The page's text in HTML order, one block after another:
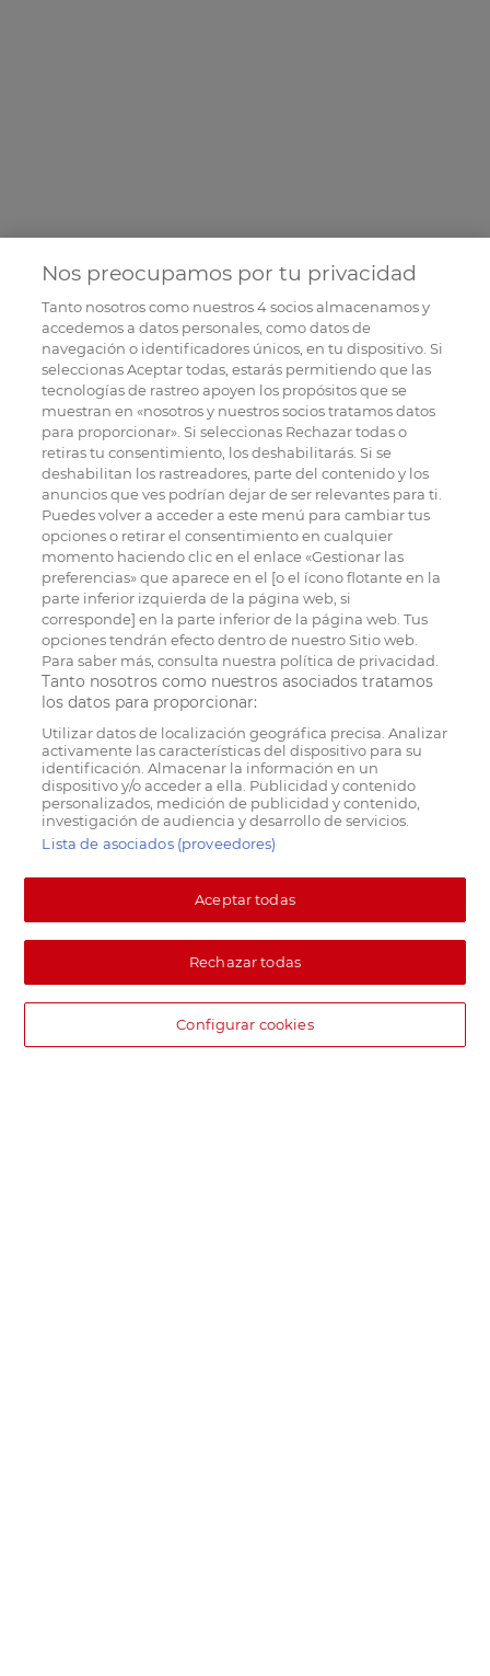
Nos preocupamos por tu privacidad
Tanto nosotros como nuestros4socios almacenamos y
accedemos a datos personales, como datos de
navegación o identificadores únicos, en tu dispositivo. Si
seleccionas Aceptar todas, estarás permitiendo que las
tecnologías de rastreo apoyen los propósitos que se
muestran en «nosotros y nuestros socios tratamos datos
para proporcionar». Si seleccionas Rechazar todas o
retiras tu consentimiento, los deshabilitarás. Si se
deshabilitan los rastreadores, parte del contenido y los
anuncios que ves podrían dejar de ser relevantes para ti.
Puedes volver a acceder a este menú para cambiar tus
opciones o retirar el consentimiento en cualquier
momento haciendo clic en el enlace «Gestionar las
preferencias» que aparece en el [o el ícono flotante en la
parte inferior izquierda de la página web, si
corresponde] en la parte inferior de la página web. Tus
opciones tendrán efecto dentro de nuestro Sitio web.
Para saber más, consulta nuestra política de privacidad.
Tanto nosotros como nuestros asociados tratamos
los datos para proporcionar:
Utilizar datos de localización geográfica precisa. Analizar
activamente las características del dispositivo para su
identificación. Almacenar la información en un
dispositivo y/o acceder a ella. Publicidad y contenido
personalizados, medición de publicidad y contenido,
investigación de audiencia y desarrollo de servicios.
Lista de asociados (proveedores)
Aceptar todas
Rechazar todas
Configurar cookies